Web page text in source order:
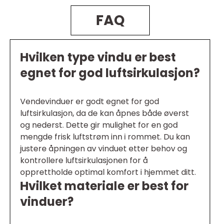
FAQ
Hvilken type vindu er best
egnet for god luftsirkulasjon?
Vendevinduer er godt egnet for god
luftsirkulasjon, da de kan åpnes både øverst
og nederst. Dette gir mulighet for en god
mengde frisk luftstrøm inn i rommet. Du kan
justere åpningen av vinduet etter behov og
kontrollere luftsirkulasjonen for å
opprettholde optimal komfort i hjemmet ditt.
Hvilket materiale er best for
vinduer?